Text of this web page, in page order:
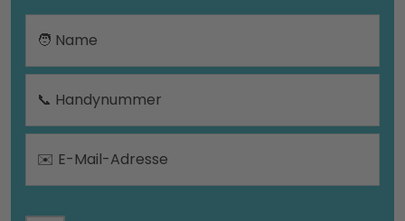
🧑 Name
📞 Handynummer
✉️ E-Mail-Adresse